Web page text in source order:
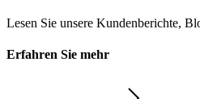
Lesen Sie unsere Kundenberichte,
Erfahren Sie mehr